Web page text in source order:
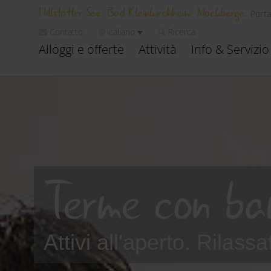
Millstätter See. Bad Kleinkirchheim. Nockberge.
Alloggi e offerte Attività Info & Servizio
Terme con
Attivi all'aperto.